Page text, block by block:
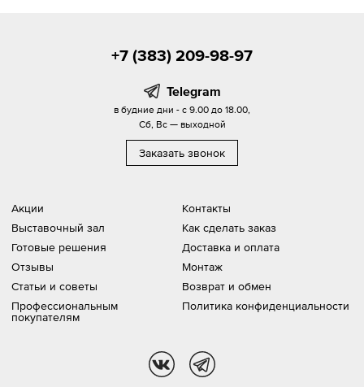
Акции
Выставочный зал
Готовые решения
Отзывы
Статьи и советы
Профессиональным
покупателям
Контакты
Как сделать заказ
Доставка и оплата
Монтаж
Возврат и обмен
Политика конфиденциальности
+7 (383) 209-98-97
Telegram
в будние дни - с 9.00 до 18.00,
Сб, Вс — выходной
Заказать звонок